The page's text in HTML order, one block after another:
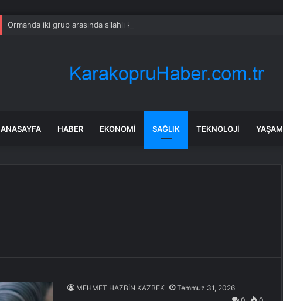
Ormanda iki grup arasında silahlı kavgada:1 kişi yaralandı
ANASAYFA HABER EKONOMI SAĞLIK TEKNOLOJI YAŞAM
MEHMET HAZBİN KAZBEK
Temmuz 31, 2026